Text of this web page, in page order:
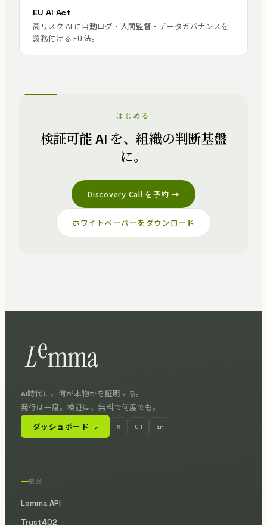
EU AI Act
高リスク AI に自動ログ・人間監督・データガバナンスを
義務付ける EU 法。
はじめる
検証可能 AI を、組織の判断基盤
に。
Discovery Call を予約 →
ホワイトペーパーをダウンロード
AI時代に、何が本物かを証明する。
発行は一度。検証は、無料で何度でも。
ダッシュボード ↗ X GH in
製品
Lemma API
Trust402